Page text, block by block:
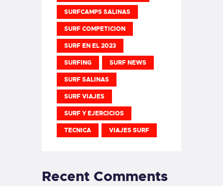
SURFCAMPS SALINAS
SURF COMPETICION
SURF EN EL 2023
SURFING SURF NEWS
SURF SALINAS
SURF VIAJES
SURF Y EJERCICIOS
TECNICA VIAJES SURF
Recent Comments